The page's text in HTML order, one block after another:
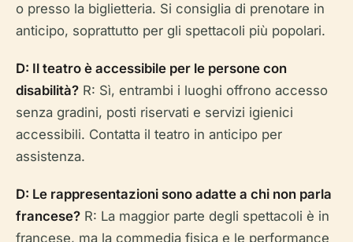
o presso la biglietteria. Si consiglia di prenotare in
anticipo, soprattutto per gli spettacoli più popolari.
D: Il teatro è accessibile per le persone con
disabilità? R: Sì, entrambi i luoghi offrono accesso
senza gradini, posti riservati e servizi igienici
accessibili. Contatta il teatro in anticipo per
assistenza.
D: Le rappresentazioni sono adatte a chi non parla
francese? R: La maggior parte degli spettacoli è in
francese, ma la commedia fisica e le performance